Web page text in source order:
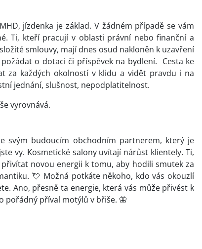
jízdenka je základ. V žádném případě se vám
Ti, kteří pracují v oblasti právní nebo finanční a
smlouvy, mají dnes osud nakloněn k uzavření
o dotaci či příspěvek na bydlení. Cesta ke
za každých okolností v klidu a vidět pravdu i na
jednání, slušnost, nepodplatitelnost.
vyrovnává.
svým budoucím obchodním partnerem, který je
vy. Kosmetické salony uvítají nárůst klientely. Ti,
novou energii k tomu, aby hodili smutek za
💘 Možná potkáte někoho, kdo vás okouzlí
Ano, přesně ta energie, která vás může přivést k
pořádný příval motýlů v břiše. 🦋